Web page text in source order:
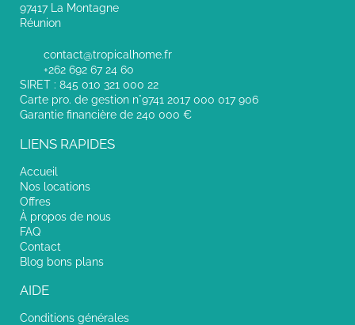
97417 La Montagne
Réunion
contact@tropicalhome.fr
+262 692 67 24 60
SIRET : 845 010 321 000 22
Carte pro. de gestion n°9741 2017 000 017 906
Garantie financière de 240 000 €
LIENS RAPIDES
Accueil
Nos locations
Offres
À propos de nous
FAQ
Contact
Blog bons plans
AIDE
Conditions générales